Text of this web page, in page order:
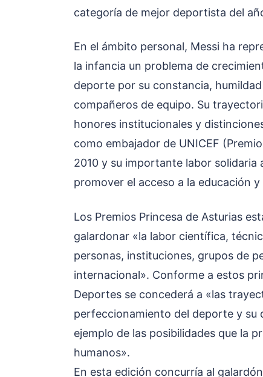
categoría de mejor deportista del
En el ámbito personal, Messi ha
la infancia un problema de
deporte por su constancia,
compañeros de equipo. Su
honores institucionales y
como embajador de UNICEF
2010 y su importante labor solidaria
promover el acceso a la educación
Los Premios Princesa de Asturias
galardonar «la labor científica,
personas, instituciones, grupos de
internacional». Conforme a estos
Deportes se concederá a «las
perfeccionamiento del deporte y su
ejemplo de las posibilidades que la
humanos».
En esta edición concurría al